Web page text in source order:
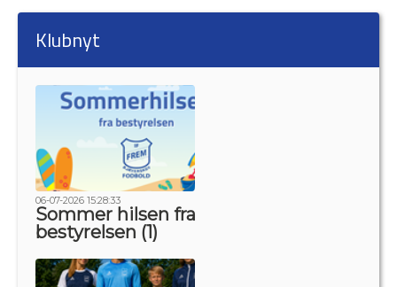
Klubnyt
06-07-2026 15:28:33
Sommer hilsen fra
bestyrelsen (1)